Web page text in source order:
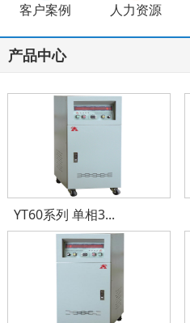
客户案例 人力资源
产品中心
YT60系列 单相3...